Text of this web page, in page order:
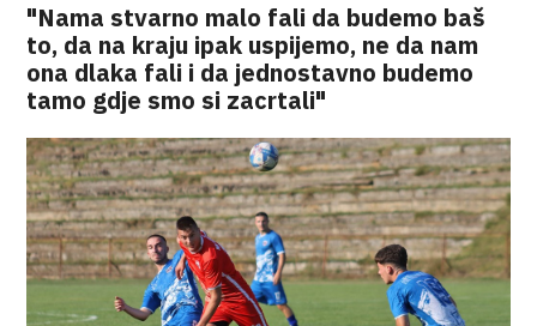
"Nama stvarno malo fali da budemo baš
to, da na kraju ipak uspijemo, ne da nam
ona dlaka fali i da jednostavno budemo
tamo gdje smo si zacrtali"